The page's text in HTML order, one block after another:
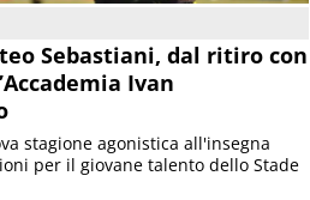
Sebastiani, dal ritiro con
Ivan
stagione agonistica all'insegna
per il giovane talento dello Stade